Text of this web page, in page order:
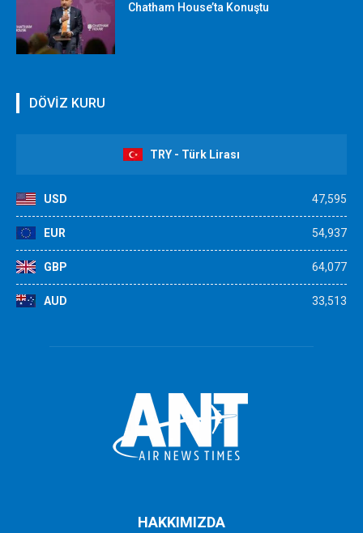
Chatham House’ta Konuştu
DÖVİZ KURU
TRY - Türk Lirası
USD 47,595
EUR 54,937
GBP 64,077
AUD 33,513
HAKKIMIZDA